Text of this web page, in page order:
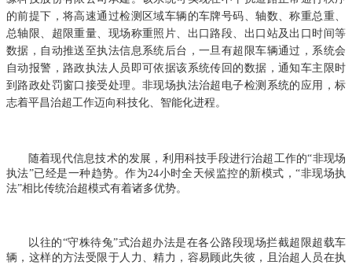
的前提下，将高速通过检测区域车辆的车牌号码、轴数、称重总重、
总轴限、超限重量、现场称重照片、出口路段、出口站及出口时间等
数据，自动推送至执法信息系统后台，一旦有超限车辆通过，系统会
自动报警，路政执法人员即可依据该系统传回的数据，通知车主限时
到路政处罚窗口接受处理。非现场执法治超电子检测系统的应用，标
志着平昌治超工作迈向科技化、智能化进程。
随着现代信息技术的发展，利用科技手段进行治超工作的“非现场
执法”已经是一种趋势。作为24小时全天候监控的新模式，“非现场执
法”相比传统治超模式有着诸多优势。
以往的“守株待兔”式治超办法是在各公路段现场拦截超限超载车
辆，这样的方法受限于人力、精力，容易顾此失彼，且治超人员在执